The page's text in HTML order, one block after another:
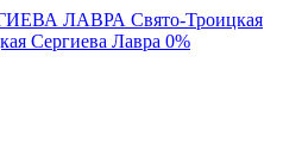
Свято-Троицкая
Сергиева Лавра 0%